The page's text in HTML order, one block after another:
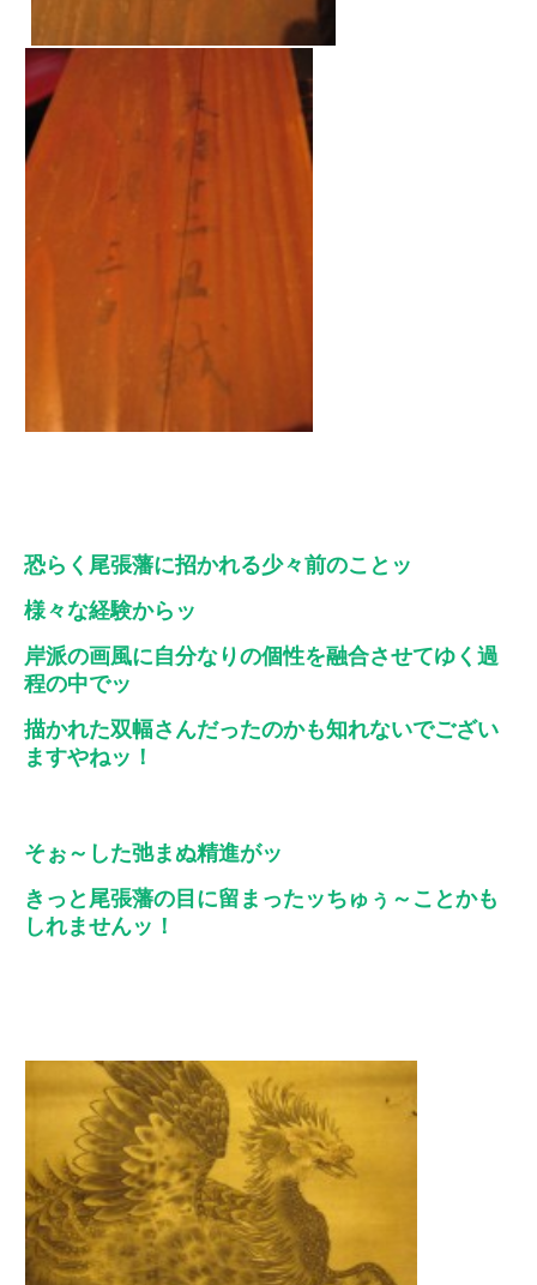
恐らく尾張藩に招かれる少々前のことッ
様々な経験からッ
岸派の画風に自分なりの個性を融合させてゆく過
程の中でッ
描かれた双幅さんだったのかも知れないでござい
ますやねッ！
そぉ～した弛まぬ精進がッ
きっと尾張藩の目に留まったッちゅぅ～ことかも
しれませんッ！